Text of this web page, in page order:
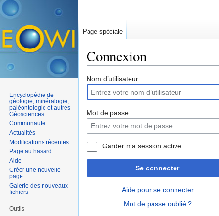
Connexion
Nom d’utilisateur
Mot de passe
Garder ma session active
Se connecter
Aide pour se connecter
Mot de passe oublié ?
Page spéciale
Encyclopédie de
géologie, minéralogie,
paléontologie et autres
Géosciences
Communauté
Actualités
Modifications récentes
Page au hasard
Aide
Créer une nouvelle
page
Galerie des nouveaux
fichiers
Outils